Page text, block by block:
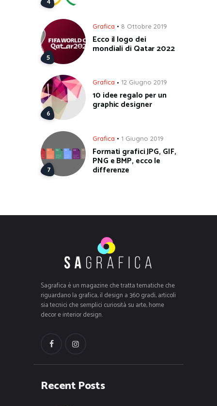
Grafica 8 Ottobre 2019
Ecco il logo dei
mondiali di Qatar 2022
Grafica 12 Giugno 2019
10 idee regalo per un
graphic designer
Grafica 1 Giugno 2019
Formati grafici JPG, GIF,
PNG e BMP, ecco le
differenze
Sagrafica è un magazine che tratta tematiche che
riguardano la grafica, il design a 360 gradi, articoli
sia tecnici che semplici curiosità su arte, home
decor e interior design.
Recent Posts